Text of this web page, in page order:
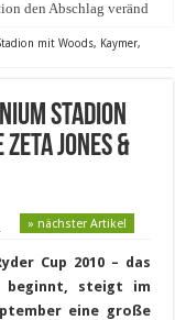
Abschlag verändert
mit Woods, Kaymer,
Stadion
Jones &
» nächster Artikel
Cup 2010 – das
beginnt, steigt im
eine große